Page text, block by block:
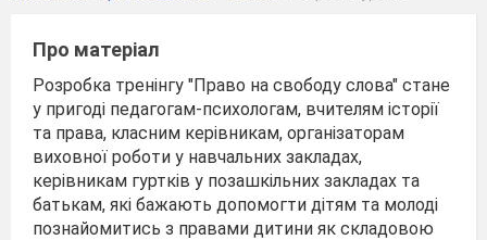
Про матеріал
Розробка тренінгу "Право на свободу слова" стане
у пригоді педагогам-психологам, вчителям історії
та права, класним керівникам, організаторам
виховної роботи у навчальних закладах,
керівникам гуртків у позашкільних закладах та
батькам, які бажають допомогти дітям та молоді
познайомитись з правами дитини як складовою